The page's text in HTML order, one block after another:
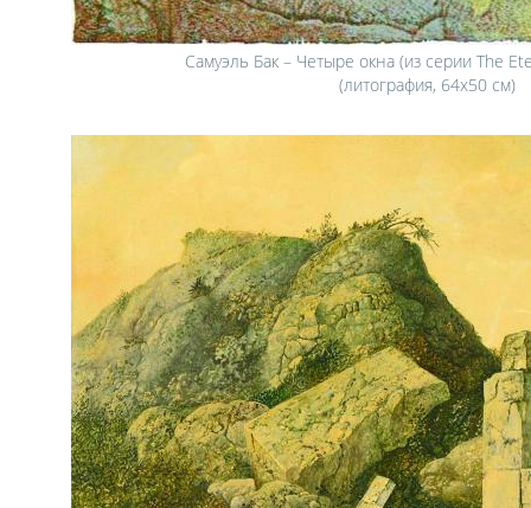
Самуэль Бак – Четыре окна (из серии The
(литография, 64х50 см)